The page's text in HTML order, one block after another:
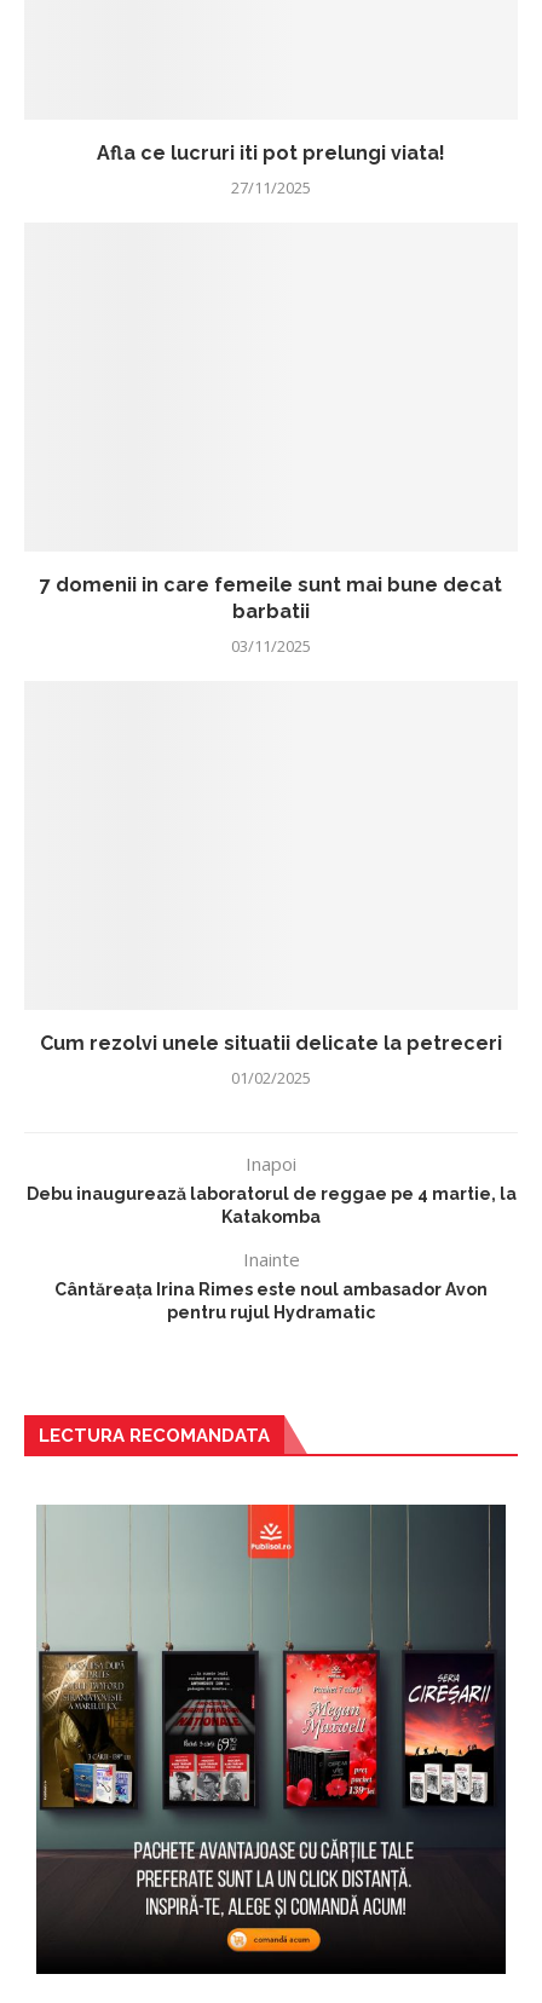
Afla ce lucruri iti pot prelungi viata!
27/11/2025
7 domenii in care femeile sunt mai bune decat
barbatii
03/11/2025
Cum rezolvi unele situatii delicate la petreceri
01/02/2025
Inapoi
Debu inaugurează laboratorul de reggae pe 4 martie, la
Katakomba
Inainte
Cântăreața Irina Rimes este noul ambasador Avon
pentru rujul Hydramatic
LECTURA RECOMANDATA